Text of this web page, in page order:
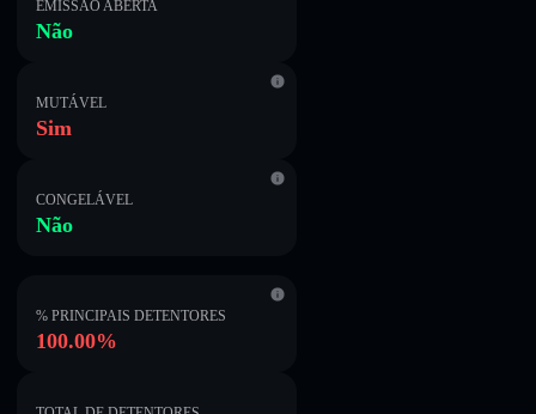
EMISSÃO ABERTA
Não
MUTÁVEL
Sim
CONGELÁVEL
Não
% PRINCIPAIS DETENTORES
100.00%